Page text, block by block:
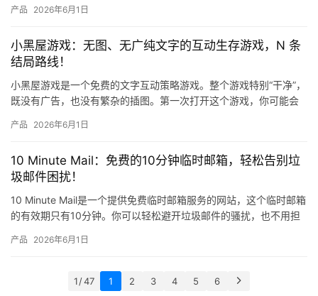
的…
产品 2026年6月1日
小黑屋游戏：无图、无广纯文字的互动生存游戏，N 条
结局路线！
小黑屋游戏是一个免费的文字互动策略游戏。整个游戏特别“干净”，
既没有广告，也没有繁杂的插图。第一次打开这个游戏，你可能会
产品 2026年6月1日
10 Minute Mail：免费的10分钟临时邮箱，轻松告别垃
圾邮件困扰！
10 Minute Mail是一个提供免费临时邮箱服务的网站，这个临时邮箱
的有效期只有10分钟。你可以轻松避开垃圾邮件的骚扰，也不用担
产品 2026年6月1日
1 / 47 1 2 3 4 5 6